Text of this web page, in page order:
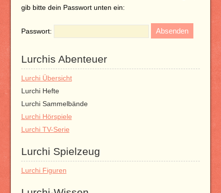
gib bitte dein Passwort unten ein:
Passwort:
Lurchis Abenteuer
Lurchi Übersicht
Lurchi Hefte
Lurchi Sammelbände
Lurchi Hörspiele
Lurchi TV-Serie
Lurchi Spielzeug
Lurchi Figuren